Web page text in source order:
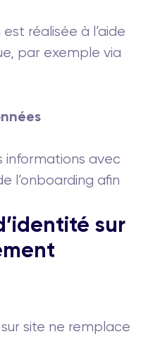
réalisée à l’aide
par exemple via
informations avec
l’onboarding afin
sur
site ne remplace